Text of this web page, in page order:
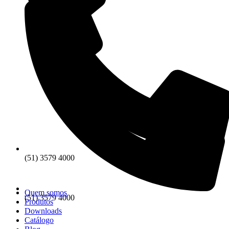
(51) 3579 4000
(51) 3579 4000
Quem somos
Produtos
Downloads
Catálogo